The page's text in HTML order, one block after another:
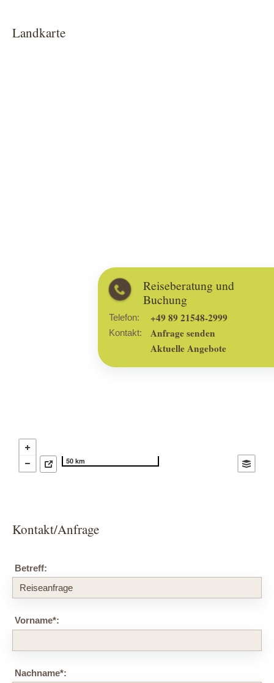
Reiseberatung und
Buchung
Telefon: +49 89 21548-2999
Kontakt:
Anfrage senden
Aktuelle Angebote
Landkarte
50 km
Kontakt/Anfrage
Betreff:
Vorname*:
Nachname*: